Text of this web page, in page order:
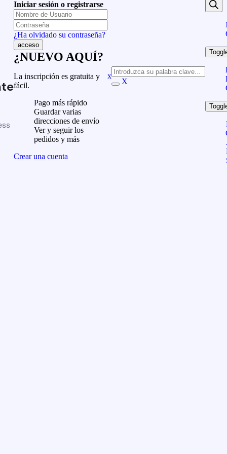
Iniciar sesión o registrarse
¿Ha olvidado su contraseña?
¿NUEVO AQUÍ?
La inscripción es gratuita y
fácil.
Pago más rápido
Guardar varias
direcciones de envío
Ver y seguir los
pedidos y más
Crear una cuenta
x
X